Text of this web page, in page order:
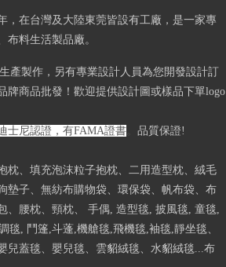
，在台灣及大陸東莞皆設有工廠，是一家專
布料生活製品廠。
產製作，另有專業設計人員為您開發設計訂
牌商品批發！歡迎提供設計圖或樣品下單logo
士尼認證，有FAMA證書
品質保證!
枕、填充泡沫粒子抱枕、二用造型枕、絨毛
墊子、無紡布購物袋、環保袋、帆布袋、布
、腰枕、頸枕、 手偶, 造型毯, 披風毯, 童毯,
毯, 鬥篷,斗蓬,機艙毯,飛機毯,袖毯,靜坐毯、
兒蓋毯、嬰兒毯、雲貂絨毯、水貂絨毯...布